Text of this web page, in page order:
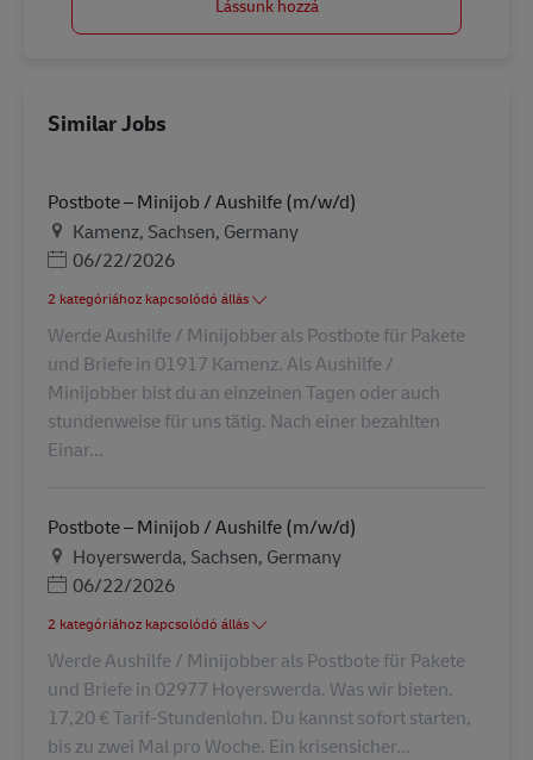
Lássunk hozzá
Similar Jobs
Postbote – Minijob / Aushilfe (m/w/d)
Helyszín
Kamenz, Sachsen, Germany
Posted Date
06/22/2026
2 kategóriához kapcsolódó állás
Werde Aushilfe / Minijobber als Postbote für Pakete
und Briefe in 01917 Kamenz. Als Aushilfe /
Minijobber bist du an einzelnen Tagen oder auch
stundenweise für uns tätig. Nach einer bezahlten
Einar...
Postbote – Minijob / Aushilfe (m/w/d)
Helyszín
Hoyerswerda, Sachsen, Germany
Posted Date
06/22/2026
2 kategóriához kapcsolódó állás
Werde Aushilfe / Minijobber als Postbote für Pakete
und Briefe in 02977 Hoyerswerda. Was wir bieten.
17,20 € Tarif-Stundenlohn. Du kannst sofort starten,
bis zu zwei Mal pro Woche. Ein krisensicher...